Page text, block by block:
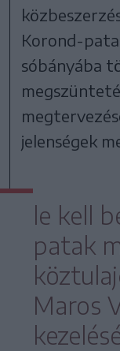
Korond-
sóbányába
jelenségek
le kell
patak
Maros